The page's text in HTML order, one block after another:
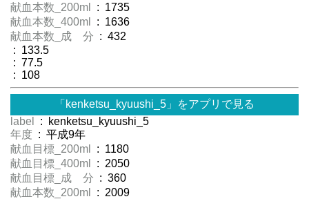
献血本数_200ml
: 1735
献血本数_400ml
: 1636
献血本数_成 分 : 432
: 133.5
: 77.5
: 108
「kenketsu_kyuushi_5」をアプリで見る
label
: kenketsu_kyuushi_5
年度 : 平成9年
献血目標_200ml
: 1180
献血目標_400ml
: 2050
献血目標_成 分 : 360
献血本数_200ml
: 2009